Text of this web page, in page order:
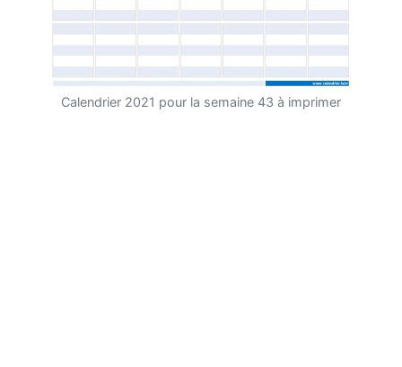
Calendrier 2021 pour la semaine 43 à imprimer